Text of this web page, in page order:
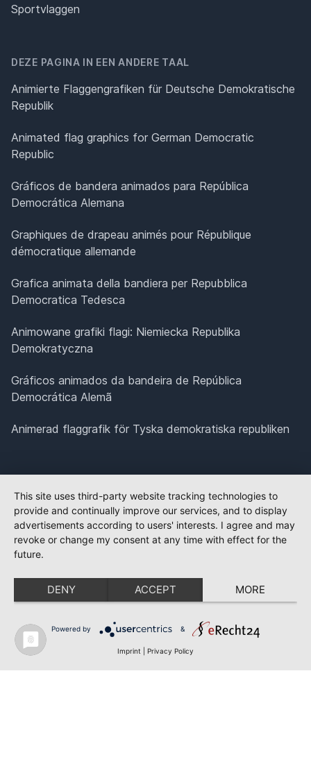
Sportvlaggen
DEZE PAGINA IN EEN ANDERE TAAL
Animierte Flaggengrafiken für Deutsche Demokratische
Republik
Animated flag graphics for German Democratic
Republic
Gráficos de bandera animados para República
Democrática Alemana
Graphiques de drapeau animés pour République
démocratique allemande
Grafica animata della bandiera per Repubblica
Democratica Tedesca
Animowane grafiki flagi: Niemiecka Republika
Demokratyczna
Gráficos animados da bandeira de República
Democrática Alemã
Animerad flaggrafik för Tyska demokratiska republiken
This site uses third-party website tracking technologies to
provide and continually improve our services, and to display
advertisements according to users' interests. I agree and may
revoke or change my consent at any time with effect for the
future.
DENY ACCEPT MORE
Powered by &
Imprint Privacy Policy